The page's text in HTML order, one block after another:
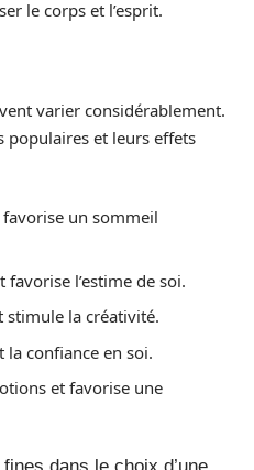
le corps et l’esprit.
varier considérablement.
populaires et leurs effets
favorise un sommeil
favorise l’estime de soi.
stimule la créativité.
confiance en soi.
et favorise une